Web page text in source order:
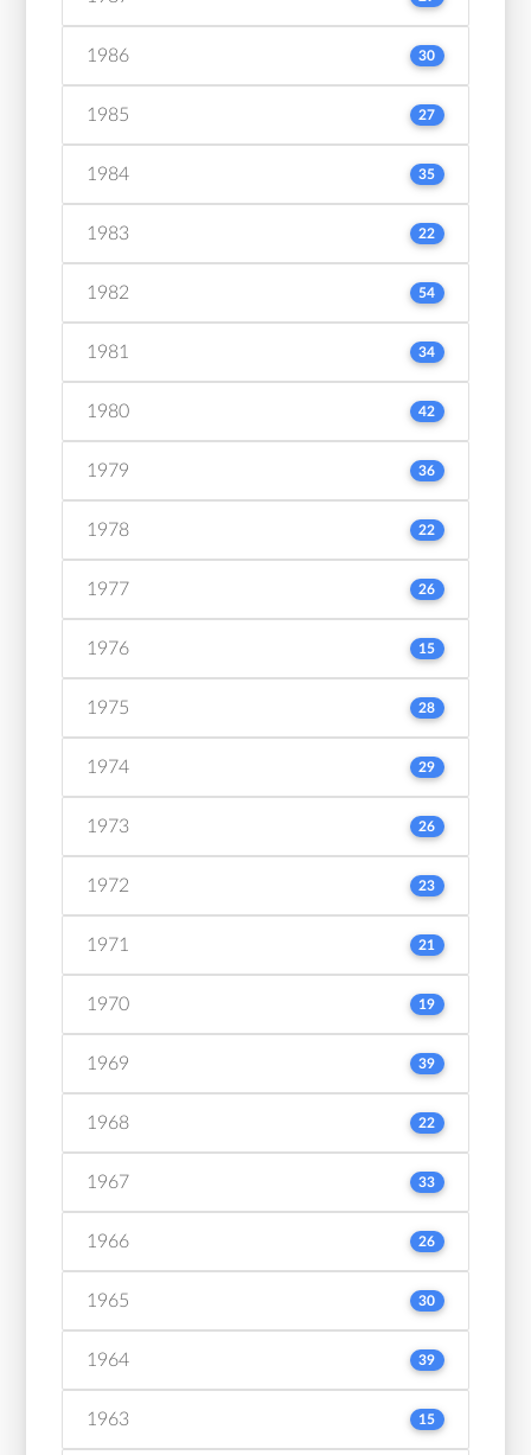
1986 30
1985 27
1984 35
1983 22
1982 54
1981 34
1980 42
1979 36
1978 22
1977 26
1976 15
1975 28
1974 29
1973 26
1972 23
1971 21
1970 19
1969 39
1968 22
1967 33
1966 26
1965 30
1964 39
1963 15